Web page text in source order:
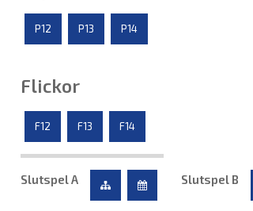
P12 P13 P14
Flickor
F12 F13 F14
Slutspel A Slutspel B